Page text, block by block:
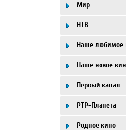
Мир
НТВ
Наше любимое
Наше новое
Первый канал
РТР-Планета
Родное кино